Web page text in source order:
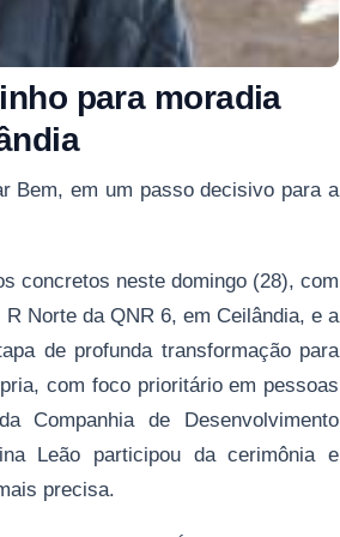
para moradia
Bem, em um passo decisivo para a
concretos neste domingo (28), com
Norte da QNR 6, em Ceilândia, e a
de profunda transformação para
com foco prioritário em pessoas
Companhia de Desenvolvimento
Leão participou da cerimônia e
precisa.